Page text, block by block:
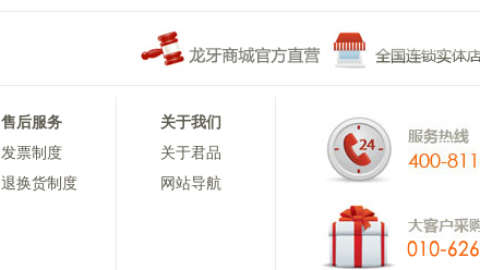
售后服务
发票制度
退换货制度
关于我们
关于君品
网站导航